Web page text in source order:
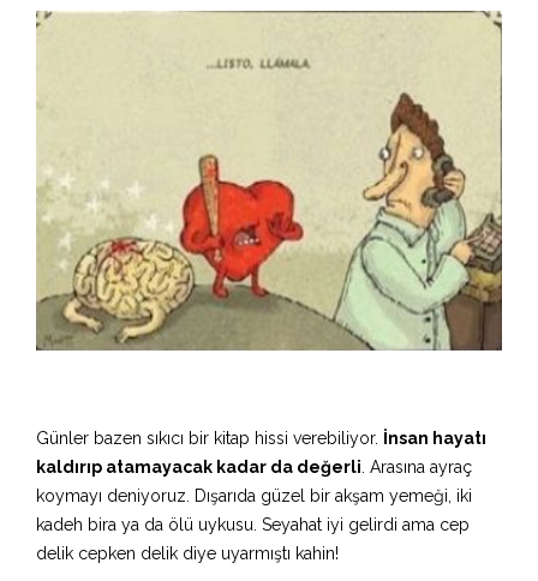
Günler bazen sıkıcı bir kitap hissi verebiliyor. İnsan hayatı
kaldırıp atamayacak kadar da değerli . Arasına ayraç
koymayı deniyoruz. Dışarıda güzel bir akşam yemeği, iki
kadeh bira ya da ölü uykusu. Seyahat iyi gelirdi ama cep
delik cepken delik diye uyarmıştı kahin!